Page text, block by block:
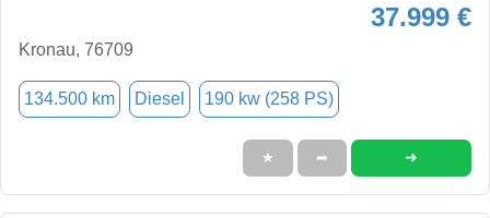
37.999 €
Kronau, 76709
134.500 km Diesel 190 kw (258 PS)
★ ➦ ➜